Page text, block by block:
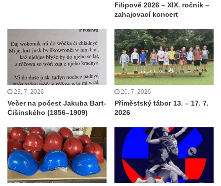
Filipově 2026 – XIX. ročník –
zahajovací koncert
23. 7. 2026
Večer na počest Jakuba Bart-
Ćišinského (1856–1909)
20. 7. 2026
Příměstský tábor 13. – 17. 7.
2026